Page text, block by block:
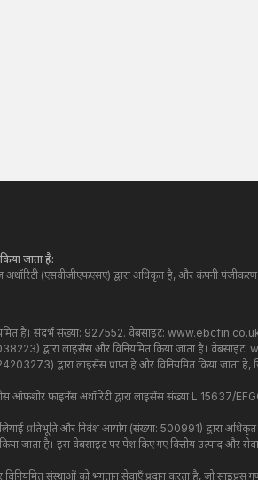
जाता है:
(एसवीजीएफएसए) द्वारा अधिकृत है, और कंपनी
है। संदर्भ संख्या: 927552. वेबसाइट:
द्वारा लाइसेंस और विनियमित किया जाता है। वेबसाइट:
द्वारा लाइसेंस प्राप्त है और विनियमित किया जाता है,
ऑफशोर फाइनेंस अथॉरिटी द्वारा लाइसेंस संख्या L 15637/
प्रतिभूति और निवेश आयोग (संख्या: 500991) द्वारा अधिकृत
जाता है। इस वेबसाइट पर पेश किए गए वित्तीय उत्पाद और
विनियमित संस्थाओं को भुगतान सेवाएँ प्रदान करता है, जो